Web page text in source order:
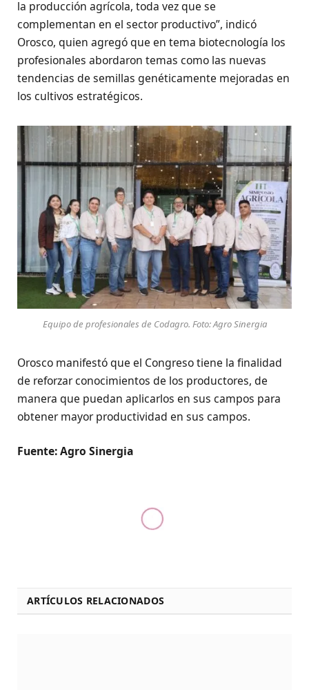
la producción agrícola, toda vez que se
complementan en el sector productivo”, indicó
Orosco, quien agregó que en tema biotecnología los
profesionales abordaron temas como las nuevas
tendencias de semillas genéticamente mejoradas en
los cultivos estratégicos.
Equipo de profesionales de Codagro. Foto: Agro Sinergia
Orosco manifestó que el Congreso tiene la finalidad
de reforzar conocimientos de los productores, de
manera que puedan aplicarlos en sus campos para
obtener mayor productividad en sus campos.
Fuente: Agro Sinergia
ARTÍCULOS RELACIONADOS